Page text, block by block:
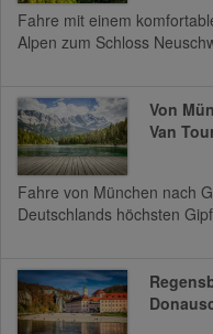
Fahre mit einem
Alpen zum Schloss
Von
Van
Fahre von München nach
Deutschlands höchsten